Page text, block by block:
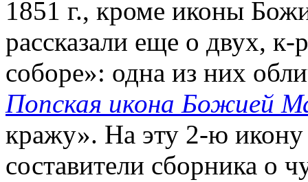
1851 г., кроме иконы
рассказали еще о двух,
соборе»: одна из них
Попская икона Божией
кражу». На эту 2-ю
составители сборника о